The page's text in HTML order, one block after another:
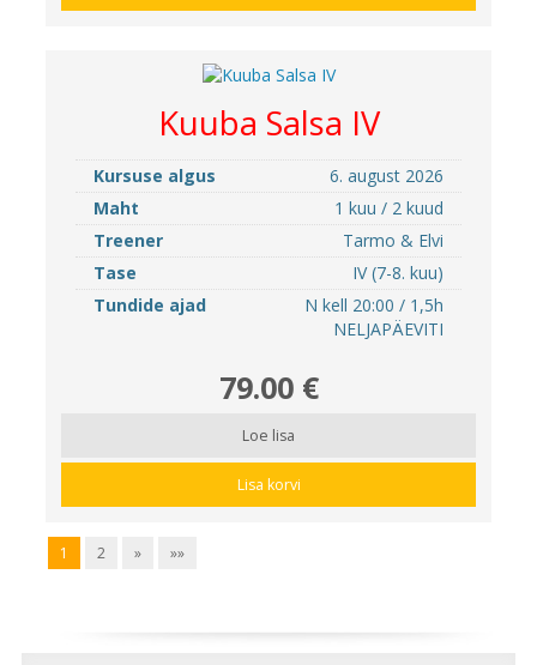
Kuuba Salsa IV
Kursuse algus
6. august 2026
Maht
1 kuu / 2 kuud
Treener
Tarmo & Elvi
Tase
IV (7-8. kuu)
Tundide ajad
N kell 20:00 / 1,5h
NELJAPÄEVITI
79.00 €
Loe lisa
Lisa korvi
1 2 » »»